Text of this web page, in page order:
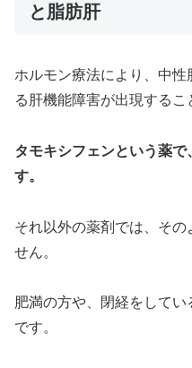
と脂肪肝
ホルモン療法により、中
る肝機能障害が出現するこ
タモキシフェンという薬
す。
それ以外の薬剤では、その
せん。
肥満の方や、閉経をして
です。